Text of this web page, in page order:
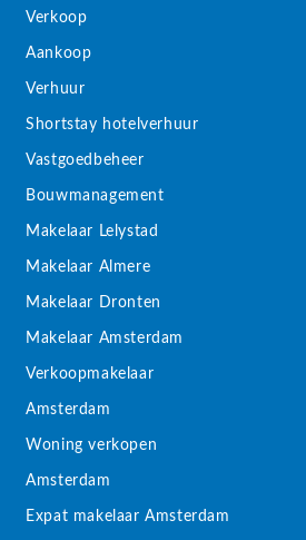
Verkoop
Aankoop
Verhuur
Shortstay hotelverhuur
Vastgoedbeheer
Bouwmanagement
Makelaar Lelystad
Makelaar Almere
Makelaar Dronten
Makelaar Amsterdam
Verkoopmakelaar
Amsterdam
Woning verkopen
Amsterdam
Expat makelaar Amsterdam